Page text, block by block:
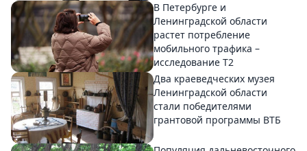
В Петербурге и
Ленинградской области
растет потребление
мобильного трафика –
исследование T2
Два краеведческих музея
Ленинградской области
стали победителями
грантовой программы ВТБ